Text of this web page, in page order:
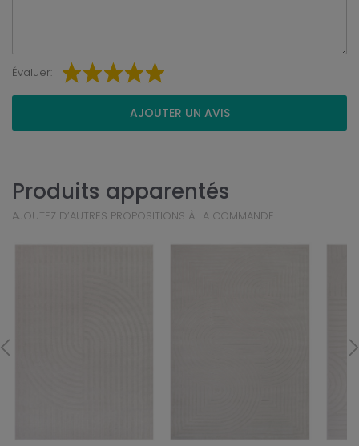
Évaluer:
AJOUTER UN AVIS
Produits apparentés
AJOUTEZ D’AUTRES PROPOSITIONS À LA COMMANDE